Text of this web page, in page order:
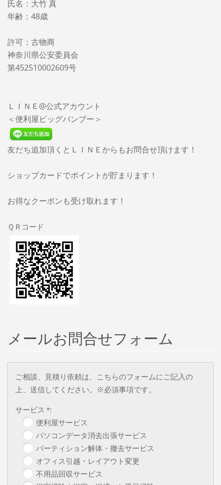
氏名：大竹 真
年齢：48歳
許可：古物商
神奈川県公安委員会
第452510002609号
ＬＩＮＥ@公式アカウント
＜便利屋ビッグバンブー＞
友だち追加頂くとＬＩＮＥからもお問合せ頂けます！
ショップカードでポイントが貯まります！
お得なクーポンも受け取れます！
ＱＲコード
メールお問合せフォーム
ご相談、見積り依頼は、こちらのフォームにご記入の
上、送信してください。※必須事項です。
サービス *:
便利屋サービス
パソコンデータ消去出張サービス
パーティション解体・撤去サービス
オフィス引越・レイアウト変更
不用品回収サービス